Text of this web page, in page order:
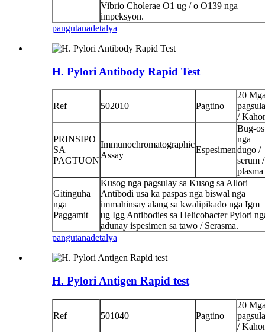
Vibrio Cholerae O1 ug / o O139 nga
impeksyon.
pangutanadetalya
H. Pylori Antibody Rapid Test
Ref 502010 Pagtino
20
/
PRINSIPO
SA
PAGTUON
Immunochromatographic
Assay
Espesimen
Bug-os
nga
dugo /
serum /
plasma
Gitinguha
nga
Paggamit
Kusog nga pagsulay sa Kusog sa Allori
Antibodi usa ka paspas nga biswal nga
immahinsay alang sa kwalipikado nga Igm
ug Igg Antibodies sa Helicobacter Pylori
adunay ispesimen sa tawo / Serasma.
pangutanadetalya
H. Pylori Antigen Rapid test
Ref 501040 Pagtino
20
/